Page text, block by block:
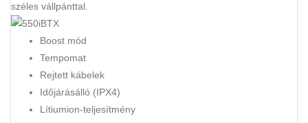
széles vállpánttal.
Boost mód
Tempomat
Rejtett kábelek
Időjárásálló (IPX4)
Lítiumion-teljesítmény